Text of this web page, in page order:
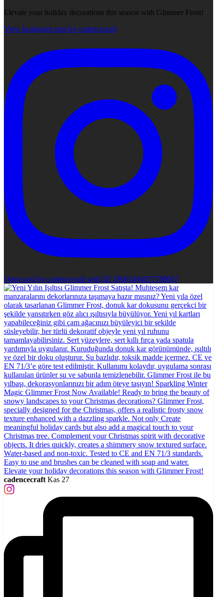
Elevate your holiday decorations this season with Glimmer Frost!
View Instagram post by cadencecraft
Open post by cadencecraft with ID 18063464071788067
cadencecraft Kas 27